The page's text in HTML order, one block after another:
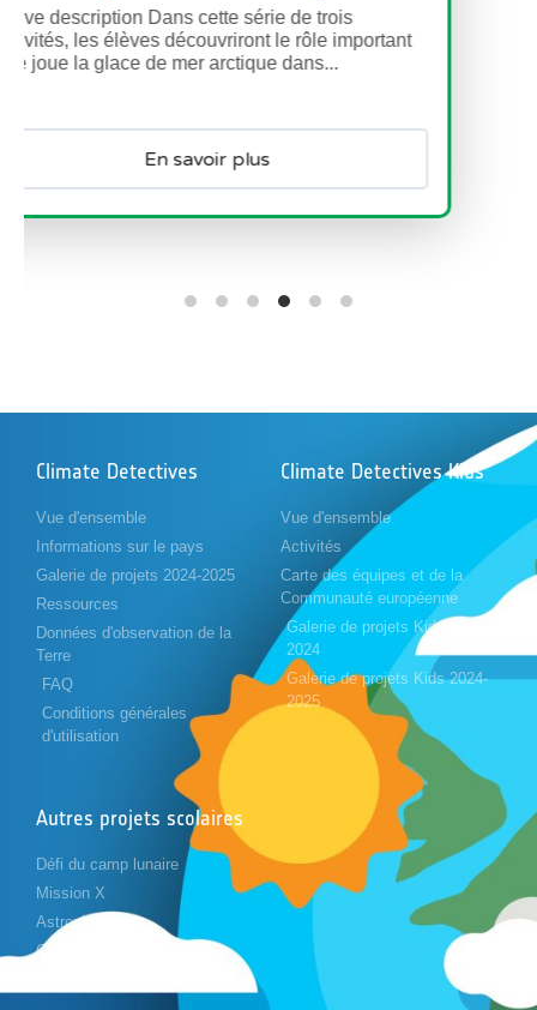
Climate Detectives
Vue d'ensemble
Informations sur le pays
Galerie de projets 2024-2025
Ressources
Données d'observation de la
Terre
FAQ
Conditions générales
d'utilisation
Climate Detectives Kids
Vue d'ensemble
Activités
Carte des équipes et de la
Communauté européenne
Galerie de projets Kids 2023-
2024
Galerie de projets Kids 2024-
2025
Autres projets scolaires
Défi du camp lunaire
Mission X
Astropi
Cansat